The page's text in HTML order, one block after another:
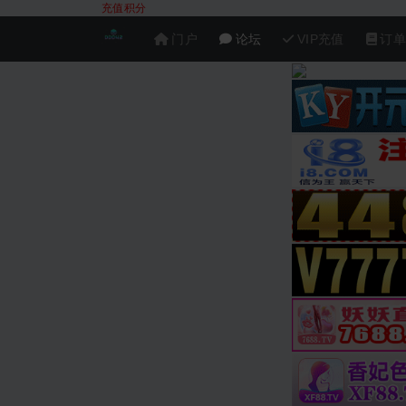
充值积分
门户 论坛 VIP充值 订